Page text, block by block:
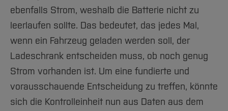
ebenfalls Strom, weshalb die Batterie nicht zu
leerlaufen sollte. Das bedeutet, das jedes Mal,
wenn ein Fahrzeug geladen werden soll, der
Ladeschrank entscheiden muss, ob noch genug
Strom vorhanden ist. Um eine fundierte und
vorausschauende Entscheidung zu treffen, könnte
sich die Kontrolleinheit nun aus Daten aus dem